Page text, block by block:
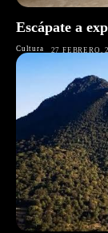
Escápate a
Cultura 27 FEBRERO,